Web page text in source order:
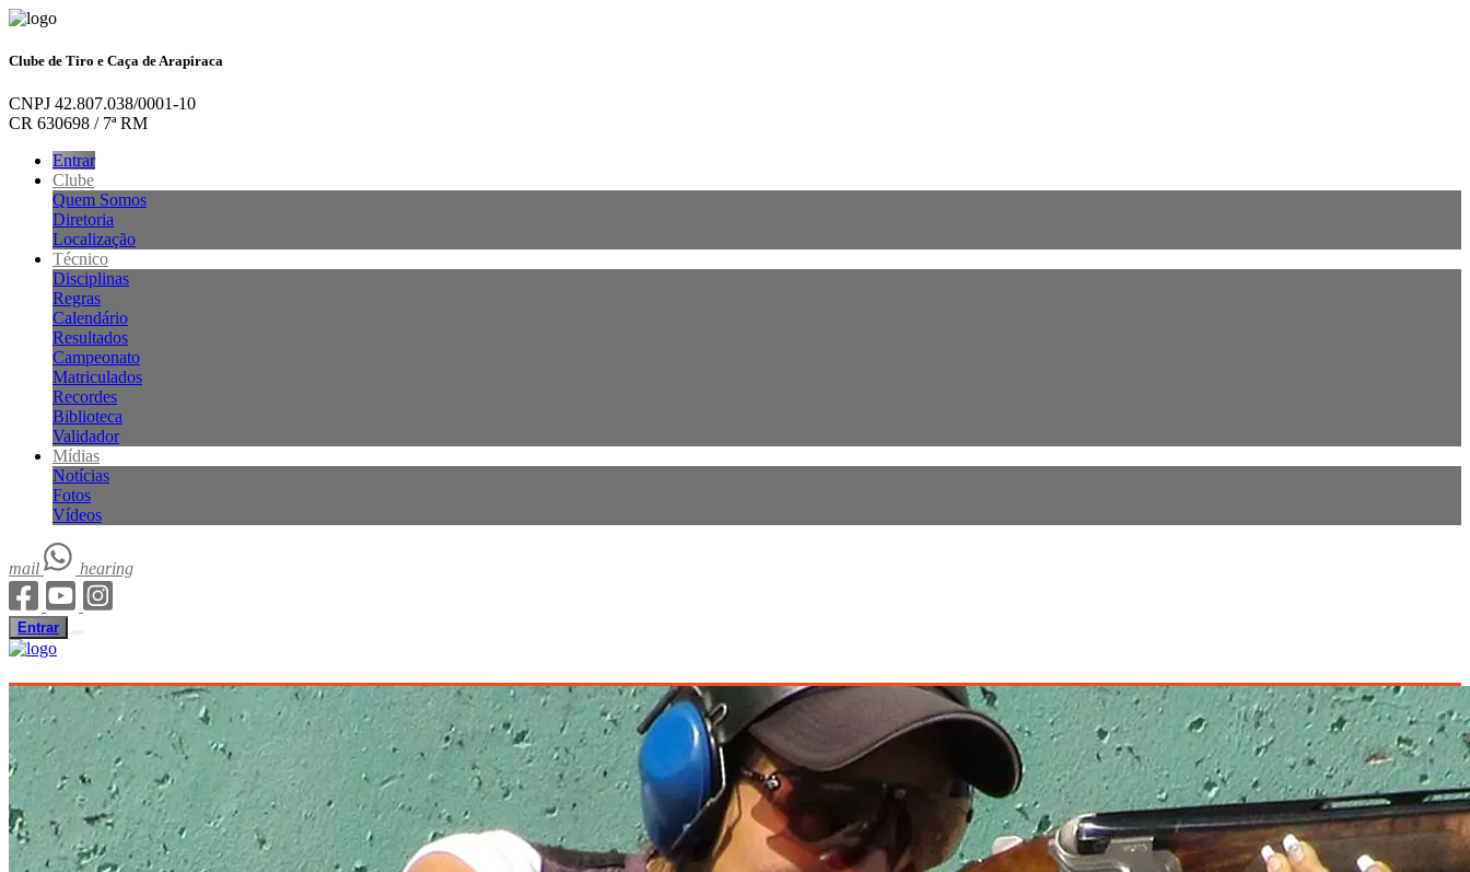
Clube de Tiro e Caça de Arapiraca
CNPJ 42.807.038/0001-10
CR 630698 / 7ª RM
Entrar
Clube
Quem Somos
Diretoria
Localização
Técnico
Disciplinas
Regras
Calendário
Resultados
Campeonato
Matriculados
Recordes
Biblioteca
Validador
Mídias
Notícias
Fotos
Vídeos
mail hearing
Entrar